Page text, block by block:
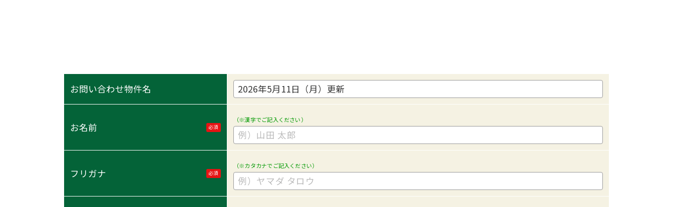
お問い合わせ物件名
お名前 必須
（※漢字でご記入ください）
フリガナ 必須
（※カタカナでご記入ください）